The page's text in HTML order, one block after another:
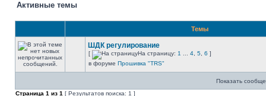
Активные темы
Темы
ШДК регулирование
[ На страницу: 1 4 5 6 ]
в форуме Прошивка "TRS"
Показать
Страница 1 из 1 [ Результатов поиска: 1 ]